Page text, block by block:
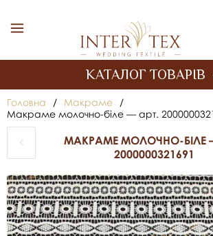
КАТАЛОГ ТОВАРІВ
Головна / Макраме
/
Макраме молочно-біле — арт.
МАКРАМЕ МОЛОЧНО-БІЛЕ
2000000321691